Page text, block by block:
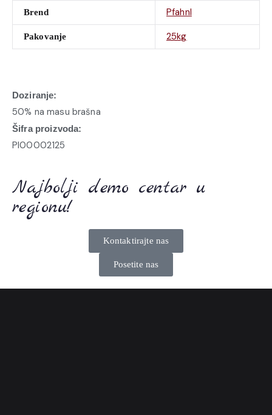
Brend Pfahnl
Pakovanje 25kg
Doziranje:
50% na masu brašna
Šifra proizvoda:
PI00002125
Najbolji demo centar u
regionu!
Kontaktirajte nas
Posetite nas